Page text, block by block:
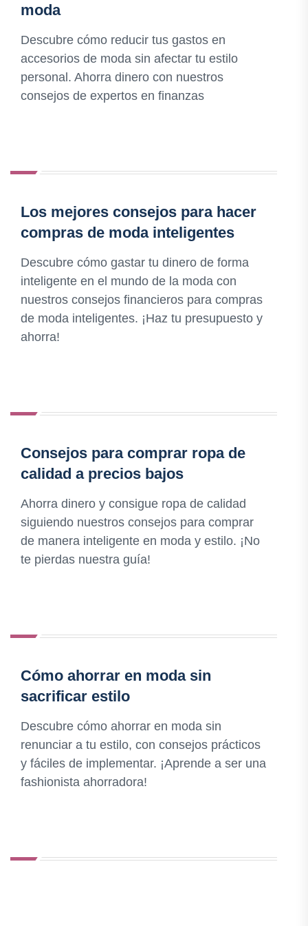
moda
Descubre cómo reducir tus gastos en
accesorios de moda sin afectar tu estilo
personal. Ahorra dinero con nuestros
consejos de expertos en finanzas
Los mejores consejos para hacer
compras de moda inteligentes
Descubre cómo gastar tu dinero de forma
inteligente en el mundo de la moda con
nuestros consejos financieros para compras
de moda inteligentes. ¡Haz tu presupuesto y
ahorra!
Consejos para comprar ropa de
calidad a precios bajos
Ahorra dinero y consigue ropa de calidad
siguiendo nuestros consejos para comprar
de manera inteligente en moda y estilo. ¡No
te pierdas nuestra guía!
Cómo ahorrar en moda sin
sacrificar estilo
Descubre cómo ahorrar en moda sin
renunciar a tu estilo, con consejos prácticos
y fáciles de implementar. ¡Aprende a ser una
fashionista ahorradora!